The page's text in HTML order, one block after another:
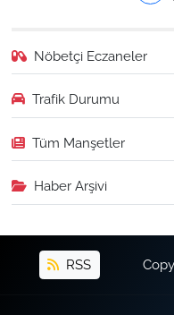
Nöbetçi Eczaneler
Trafik Durumu
Tüm Manşetler
Haber Arşivi
RSS